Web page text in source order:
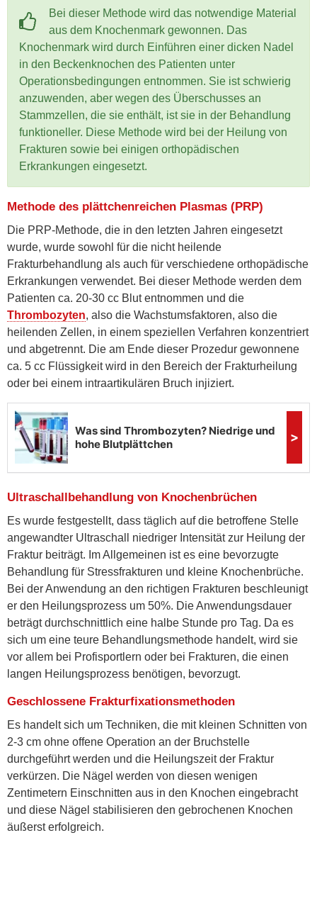
Bei dieser Methode wird das notwendige Material
aus dem Knochenmark gewonnen. Das
Knochenmark wird durch Einführen einer dicken Nadel
in den Beckenknochen des Patienten unter
Operationsbedingungen entnommen. Sie ist schwierig
anzuwenden, aber wegen des Überschusses an
Stammzellen, die sie enthält, ist sie in der Behandlung
funktioneller. Diese Methode wird bei der Heilung von
Frakturen sowie bei einigen orthopädischen
Erkrankungen eingesetzt.
Methode des plättchenreichen Plasmas (PRP)
Die PRP-Methode, die in den letzten Jahren eingesetzt
wurde, wurde sowohl für die nicht heilende
Frakturbehandlung als auch für verschiedene orthopädische
Erkrankungen verwendet. Bei dieser Methode werden dem
Patienten ca. 20-30 cc Blut entnommen und die
Thrombozyten, also die Wachstumsfaktoren, also die
heilenden Zellen, in einem speziellen Verfahren konzentriert
und abgetrennt. Die am Ende dieser Prozedur gewonnene
ca. 5 cc Flüssigkeit wird in den Bereich der Frakturheilung
oder bei einem intraartikulären Bruch injiziert.
Ultraschallbehandlung von Knochenbrüchen
Es wurde festgestellt, dass täglich auf die betroffene Stelle
angewandter Ultraschall niedriger Intensität zur Heilung der
Fraktur beiträgt. Im Allgemeinen ist es eine bevorzugte
Behandlung für Stressfrakturen und kleine Knochenbrüche.
Bei der Anwendung an den richtigen Frakturen beschleunigt
er den Heilungsprozess um 50%. Die Anwendungsdauer
beträgt durchschnittlich eine halbe Stunde pro Tag. Da es
sich um eine teure Behandlungsmethode handelt, wird sie
vor allem bei Profisportlern oder bei Frakturen, die einen
langen Heilungsprozess benötigen, bevorzugt.
Geschlossene Frakturfixationsmethoden
Es handelt sich um Techniken, die mit kleinen Schnitten von
2-3 cm ohne offene Operation an der Bruchstelle
durchgeführt werden und die Heilungszeit der Fraktur
verkürzen. Die Nägel werden von diesen wenigen
Zentimetern Einschnitten aus in den Knochen eingebracht
und diese Nägel stabilisieren den gebrochenen Knochen
äußerst erfolgreich.